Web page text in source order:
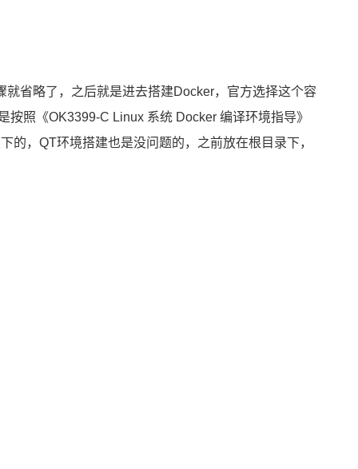
省略了，之后就是进去搭建Docker，官方选择这个容
按照《OK3399-C Linux 系统 Docker 编译环境指导》
，QT环境搭建也是没问题的，之前放在根目录下，